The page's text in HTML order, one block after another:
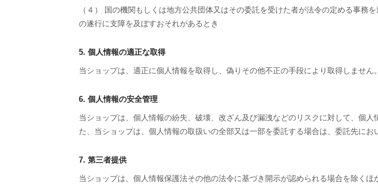
（４） 国の機関もしくは地方公共団体又はその委託を受けた者が法令の定める事
の遂行に支障を及ぼすおそれがあるとき
5. 個人情報の適正な取得
当ショップは、適正に個人情報を取得し、偽りその他不正の手段により取得しません。
6. 個人情報の安全管理
当ショップは、個人情報の紛失、破壊、改ざん及び漏洩などのリスクに対して、個
た、当ショップは、個人情報の取扱いの全部又は一部を委託する場合は、委託先に
7. 第三者提供
当ショップは、個人情報保護法その他の法令に基づき開示が認められる場合を除く